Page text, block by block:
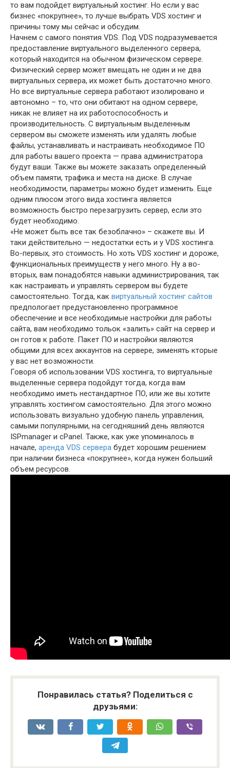
то вам подойдет виртуальный хостинг. Но если у вас
бизнес «покрупнее», то лучше выбрать VDS хостинг и
причины тому мы сейчас и обсудим.
Начнем с самого понятия VDS. Под VDS подразумевается
предоставление виртуального выделенного сервера,
который находится на обычном физическом сервере.
Физический сервер может вмещать не один и не два
виртуальных сервера, их может быть достаточно много.
Но все виртуальные сервера работают изолировано и
автономно – то, что они обитают на одном сервере,
никак не влияет на их работоспособность и
производительность. С виртуальным выделенным
сервером вы сможете изменять или удалять любые
файлы, устанавливать и настраивать необходимое ПО
для работы вашего проекта — права администратора
будут ваши. Также вы можете заказать определенный
объем памяти, трафика и места на диске. В случае
необходимости, параметры можно будет изменить. Еще
одним плюсом этого вида хостинга является
возможность быстро перезагрузить сервер, если это
будет необходимо.
«Не может быть все так безоблачно» – скажете вы. И
таки действительно — недостатки есть и у VDS хостинга.
Во-первых, это стоимость. Но хоть VDS хостинг и дороже,
функциональных преимуществ у него много. Ну а во-
вторых, вам понадобятся навыки администрирования, так
как настраивать и управлять сервером вы будете
самостоятельно. Тогда, как виртуальный хостинг сайтов
предпологает предустановленно программное
обеспечение и все необходимые настройки для работы
сайта, вам необходимо тольок «залить» сайт на сервер и
он готов к работе. Пакет ПО и настройки являются
общими для всех аккаунтов на сервере, зименять кторые
у вас нет возможности.
Говоря об использовании VDS хостинга, то виртуальные
выделенные сервера подойдут тогда, когда вам
необходимо иметь нестандартное ПО, или же вы хотите
управлять хостингом самостоятельно. Для этого можно
использовать визуально удобную панель управления,
самыми популярными, на сегодняшний день являются
ISPmanager и cPanel. Также, как уже упоминалось в
начале, аренда VDS сервера будет хорошим решением
при наличии бизнеса «покрупнее», когда нужен больший
объем ресурсов.
Понравилась статья? Поделиться с
друзьями: